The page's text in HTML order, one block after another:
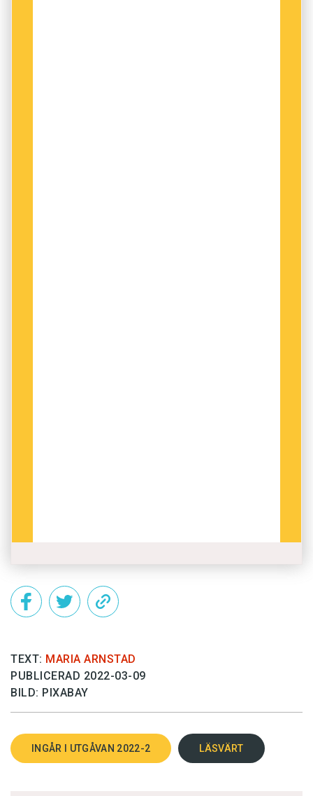
TEXT: MARIA ARNSTAD
PUBLICERAD 2022-03-09
BILD: PIXABAY
INGÅR I UTGÅVAN 2022-2 LÄSVÄRT